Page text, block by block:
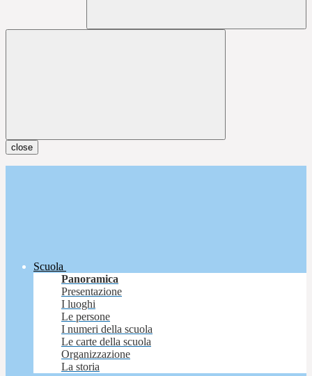
close
Scuola
Panoramica
Presentazione
I luoghi
Le persone
I numeri della scuola
Le carte della scuola
Organizzazione
La storia